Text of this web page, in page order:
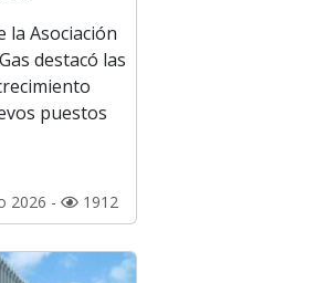
la Asociación
destacó las
puestos
2026 - 1912